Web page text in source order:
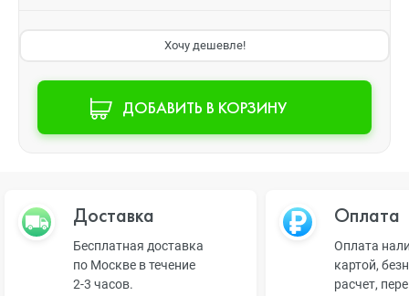
Хочу дешевле!
ДОБАВИТЬ В КОРЗИНУ
Доставка
Бесплатная доставка
по Москве в течение
2-3 часов.
Оплата
Оплата
картой,
расчет,